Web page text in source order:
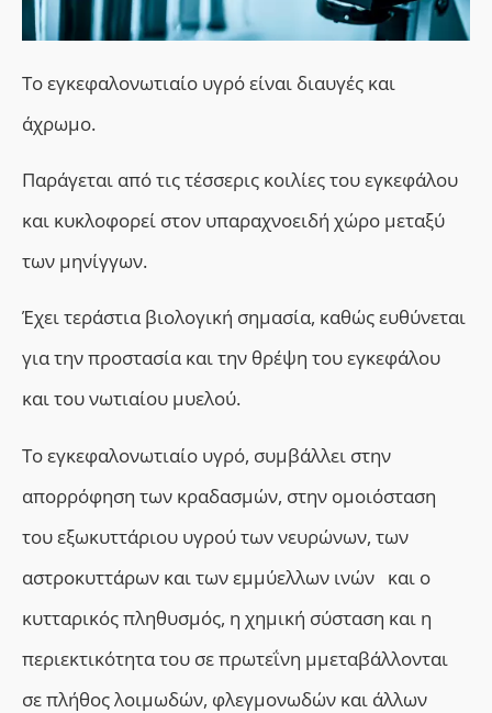
Το εγκεφαλονωτιαίο υγρό είναι διαυγές και
άχρωμο.
Παράγεται από τις τέσσερις κοιλίες του εγκεφάλου
και κυκλοφορεί στον υπαραχνοειδή χώρο μεταξύ
των μηνίγγων.
Έχει τεράστια βιολογική σημασία, καθώς ευθύνεται
για την προστασία και την θρέψη του εγκεφάλου
και του νωτιαίου μυελού.
Το εγκεφαλονωτιαίο υγρό, συμβάλλει στην
απορρόφηση των κραδασμών, στην ομοιόσταση
του εξωκυττάριου υγρού των νευρώνων, των
αστροκυττάρων και των εμμύελλων ινών και ο
κυτταρικός πληθυσμός, η χημική σύσταση και η
περιεκτικότητα του σε πρωτεΐνη µμεταβάλλονται
σε πλήθος λοιμωδών, φλεγμονωδών και άλλων